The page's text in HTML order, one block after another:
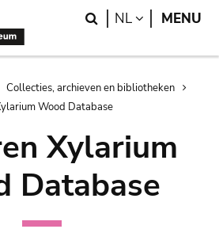
Search
NL LANGUAGE
MENU
Collecties, archieven en bibliotheken
Wood Database
Xylarium
Database